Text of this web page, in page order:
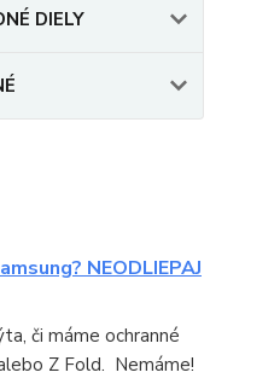
DIELY
NEODLIEPAJ
či máme ochranné
Z Fold. Nemáme!